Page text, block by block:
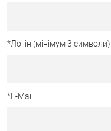
*Логін (мінімум 3 символи)
*E-Mail